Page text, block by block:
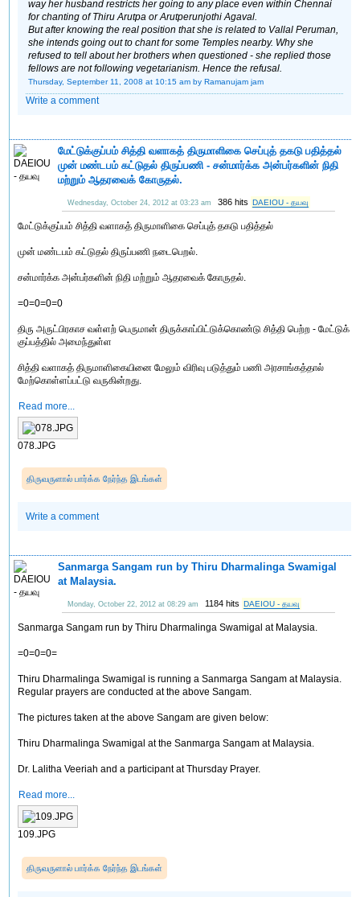
way her husband restricts her going to any place even within Chennai
for chanting of Thiru Arutpa or Arutperunjothi Agaval.
But after knowing the real position that she is related to Vallal Peruman,
she intends going out to chant for some Temples nearby. Why she
refused to tell about her brothers when questioned - she replied those
fellows are not following vegetarianism. Hence the refusal.
Thursday, September 11, 2008 at 10:15 am by Ramanujam jam
Write a comment
மேட்டுக்குப்பம் சித்தி வளாகத் திருமாளிகை செப்புத் தகடு பதித்தல்
முன் மண்டபம் கட்டுதல் திருப்பணி - சன்மார்க்க அன்பர்களின் நிதி
மற்றும் ஆதரவைக் கோருதல்.
Wednesday, October 24, 2012 at 03:23 am 386 hits DAEIOU - தயவு
மேட்டுக்குப்பம் சித்தி வளாகத் திருமாளிகை செப்புத் தகடு பதித்தல்
முன் மண்டபம் கட்டுதல் திருப்பணி நடைபெறல்.
சன்மார்க்க அன்பர்களின் நிதி மற்றும் ஆதரவைக் கோருதல்.
=0=0=0=0
திரு அருட்பிரகாச வள்ளற் பெருமான் திருக்காப்பிட்டுக்கொண்டு சித்தி பெற்ற - மேட்டுக்
குப்பத்தில் அமைந்துள்ள
சித்தி வளாகத் திருமாளிகையினை மேலும் விரிவு படுத்தும் பணி அரசாங்கத்தால்
மேற்கொள்ளப்பட்டு வருகின்றது.
Read more...
078.JPG
திருவருளால் பார்க்க நேர்ந்த இடங்கள்
Write a comment
Sanmarga Sangam run by Thiru Dharmalinga Swamigal
at Malaysia.
Monday, October 22, 2012 at 08:29 am 1184 hits DAEIOU - தயவு
Sanmarga Sangam run by Thiru Dharmalinga Swamigal at Malaysia.
=0=0=0=
Thiru Dharmalinga Swamigal is running a Sanmarga Sangam at Malaysia.
Regular prayers are conducted at the above Sangam.
The pictures taken at the above Sangam are given below:
Thiru Dharmalinga Swamigal at the Sanmarga Sangam at Malaysia.
Dr. Lalitha Veeriah and a participant at Thursday Prayer.
Read more...
109.JPG
திருவருளால் பார்க்க நேர்ந்த இடங்கள்